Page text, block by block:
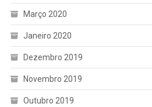
Março 2020
Janeiro 2020
Dezembro 2019
Novembro 2019
Outubro 2019